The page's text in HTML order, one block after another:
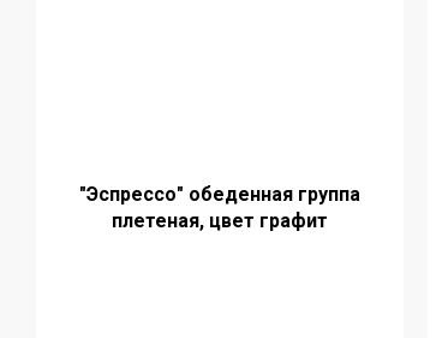
"Эспрессо" обеденная группа
плетеная, цвет графит